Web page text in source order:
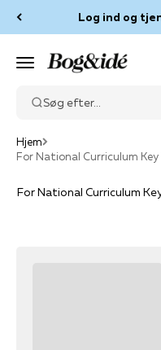
Log ind og
Menu Bog & idé
Søg efter...
Hjem
For National Curriculum
For National Curriculum